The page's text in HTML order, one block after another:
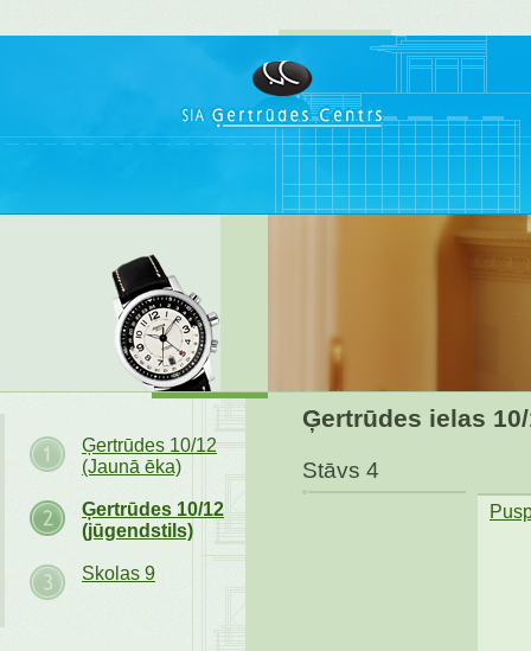
Ģertrūdes 10/12
(Jaunā ēka)
Ģertrūdes 10/12
(jūgendstils)
Skolas 9
Ģertrūdes ielas
Stāvs 4